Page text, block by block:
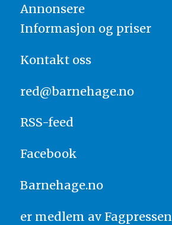
Annonsere
Informasjon og priser
Kontakt oss
red@barnehage.no
RSS-feed
Facebook
Barnehage.no
er medlem av Fagpressen